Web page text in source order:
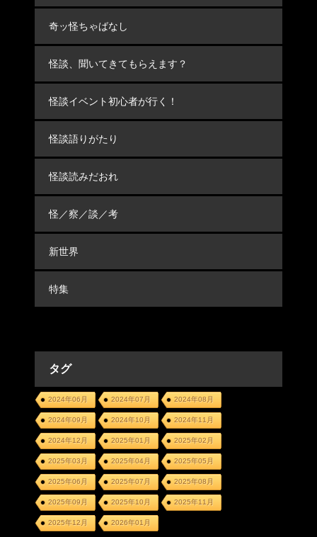
奇ッ怪ちゃばなし
怪談、聞いてきてもらえます？
怪談イベント初心者が行く！
怪談語りがたり
怪談読みだおれ
怪／察／談／考
新世界
特集
タグ
2024年06月 2024年07月 2024年08月
2024年09月 2024年10月 2024年11月
2024年12月 2025年01月 2025年02月
2025年03月 2025年04月 2025年05月
2025年06月 2025年07月 2025年08月
2025年09月 2025年10月 2025年11月
2025年12月 2026年01月